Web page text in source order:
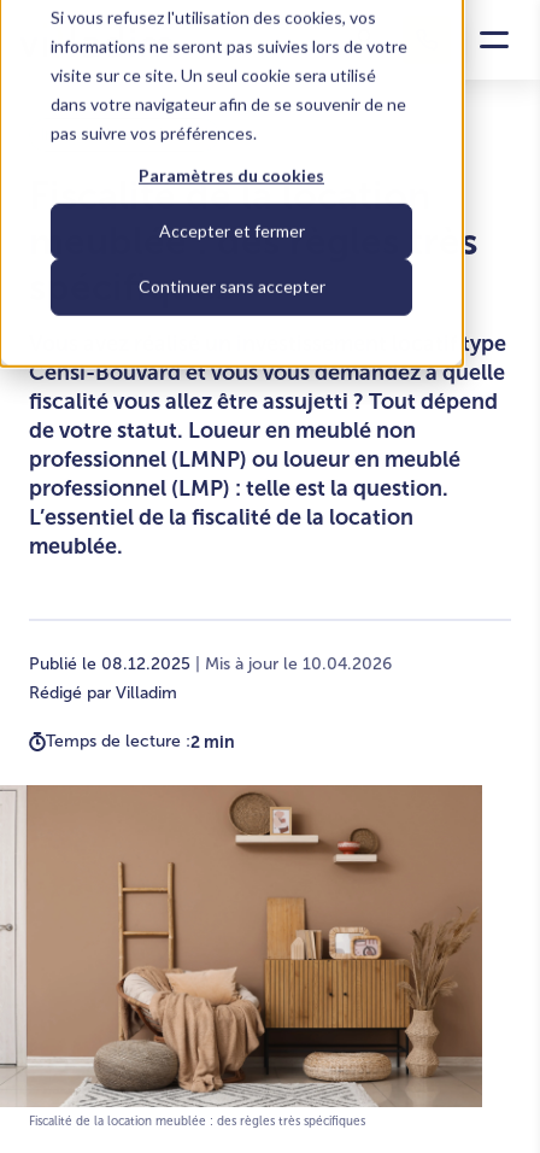
Si vous refusez l'utilisation des cookies, vos
informations ne seront pas suivies lors de votre
visite sur ce site. Un seul cookie sera utilisé
dans votre navigateur afin de se souvenir de ne
pas suivre vos préférences.
Paramètres du cookies
Accepter et fermer
Continuer sans accepter
Investir dans le locatif
Fiscalité de la location
meublée : des règles très
spécifiques
Vous avez réalisé un investissement locatif type
Censi-Bouvard et vous vous demandez à quelle
fiscalité vous allez être assujetti ? Tout dépend
de votre statut. Loueur en meublé non
professionnel (LMNP) ou loueur en meublé
professionnel (LMP) : telle est la question.
L’essentiel de la fiscalité de la location
meublée.
Publié le 08.12.2025
| Mis à jour le 10.04.2026
Rédigé par Villadim
Temps de lecture :2 min
Fiscalité de la location meublée : des règles très spécifiques